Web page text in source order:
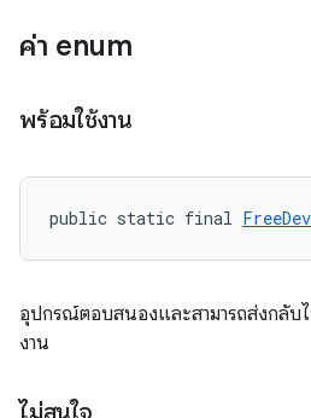
ค่า enum
พร้อมใช้งาน
public static final
อุปกรณ์ตอบสนองและสามารถส่งกลับ
งาน